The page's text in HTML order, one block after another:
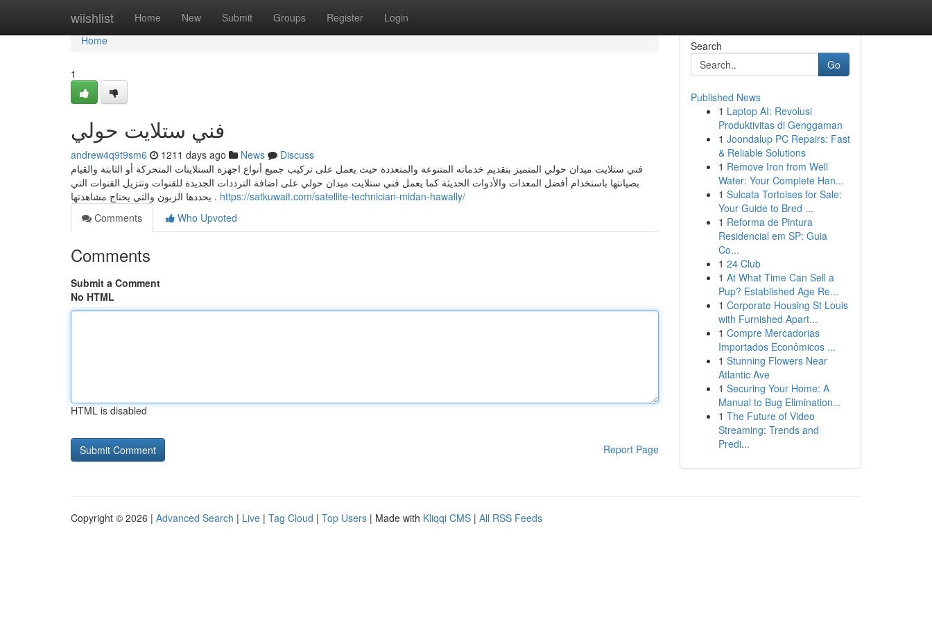
wiishlist Home New Submit Groups Register Login
Home
Home
1
فني ستلايت حولي
andrew4q9t9sm6 1211 days ago News
Discuss
فني ستلايت ميدان حولي المتميز بتقديم خدماته المتنوعة والمتعددة حيث يعمل على تركيب جميع أنواع اجهزة الستلايتات المتحركة أو الثابتة والقيام
بصيانتها باستخدام أفضل المعدات والأدوات الحديثة كما يعمل فني ستلايت ميدان حولي على اضافة الترددات الجديدة للقنوات وتنزيل القنوات التي
يحددها الزبون والتي يحتاج مشاهدتها . https://satkuwait.com/satellite-technician-midan-hawally/
Comments
Who Upvoted
Comments
Submit a Comment
No HTML
HTML is disabled
Report Page
Search
Go
Published News
1 Laptop AI: Revolusi
Produktivitas di Genggaman
1 Joondalup PC Repairs: Fast
& Reliable Solutions
1 Remove Iron from Well
Water: Your Complete Han...
1 Sulcata Tortoises for Sale:
Your Guide to Bred ...
1 Reforma de Pintura
Residencial em SP: Guia
Co...
1 24 Club
1 At What Time Can Sell a
Pup? Established Age Re...
1 Corporate Housing St Louis
with Furnished Apart...
1 Compre Mercadorias
Importados Econômicos ...
1 Stunning Flowers Near
Atlantic Ave
1 Securing Your Home: A
Manual to Bug Elimination...
1 The Future of Video
Streaming: Trends and
Predi...
Copyright © 2026 | Advanced Search | Live | Tag Cloud | Top Users | Made with Kliqqi CMS | All RSS Feeds